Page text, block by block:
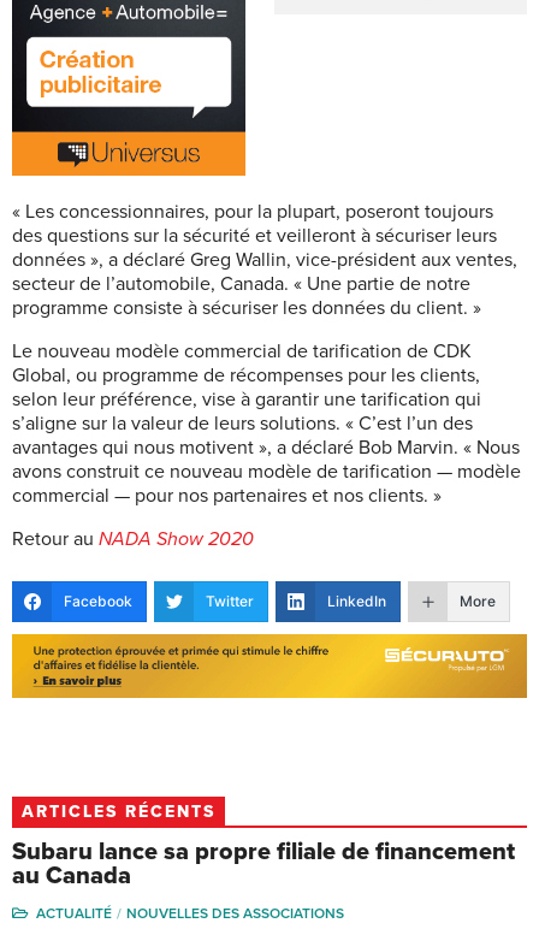
« Les concessionnaires, pour la plupart, poseront toujours
des questions sur la sécurité et veilleront à sécuriser leurs
données », a déclaré Greg Wallin, vice-président aux ventes,
secteur de l’automobile, Canada. « Une partie de notre
programme consiste à sécuriser les données du client. »
Le nouveau modèle commercial de tarification de CDK
Global, ou programme de récompenses pour les clients,
selon leur préférence, vise à garantir une tarification qui
s’aligne sur la valeur de leurs solutions. « C’est l’un des
avantages qui nous motivent », a déclaré Bob Marvin. « Nous
avons construit ce nouveau modèle de tarification — modèle
commercial — pour nos partenaires et nos clients. »
Retour au NADA Show 2020
Facebook Twitter LinkedIn More
ARTICLES RÉCENTS
Subaru lance sa propre filiale de financement
au Canada
ACTUALITÉ NOUVELLES DES ASSOCIATIONS